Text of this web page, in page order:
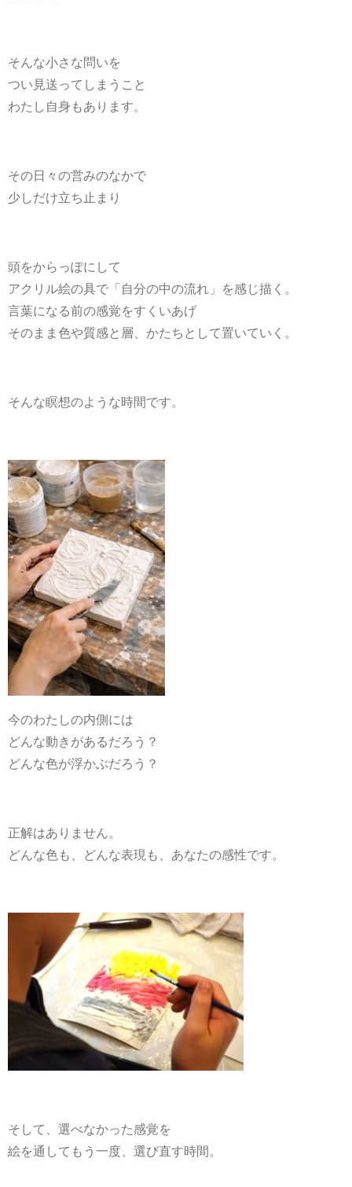
そんな小さな問いを
つい見送ってしまうこと
わたし自身もあります。
その日々の営みのなかで
少しだけ立ち止まり
頭をからっぽにして
アクリル絵の具で「自分の中の流れ」を感じ描く。
言葉になる前の感覚をすくいあげ
そのまま色や質感と層、かたちとして置いていく。
そんな瞑想のような時間です。
今のわたしの内側には
どんな動きがあるだろう？
どんな色が浮かぶだろう？
正解はありません。
どんな色も、どんな表現も、あなたの感性です。
そして、選べなかった感覚を
絵を通してもう一度、選び直す時間。